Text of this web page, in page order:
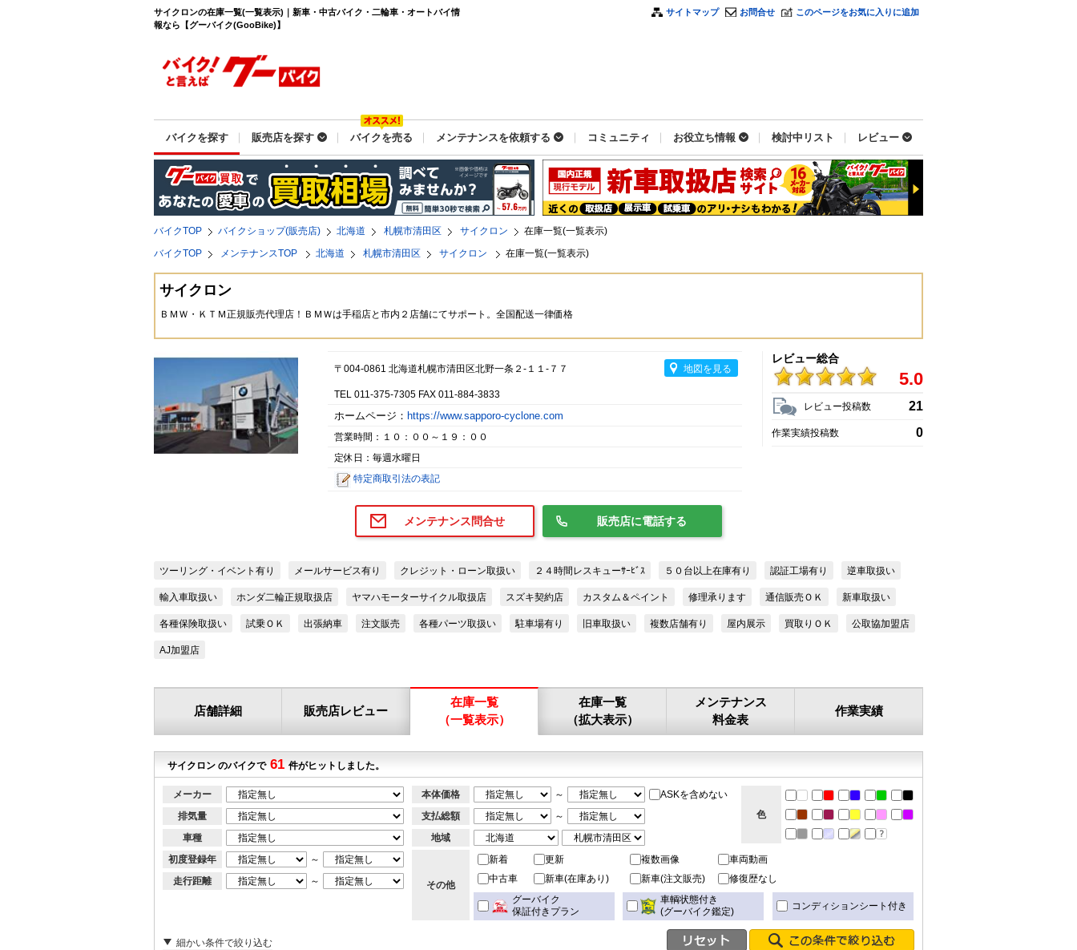
サイクロンの在庫一覧(一覧表示)｜新車・中古バイク・二輪車・オートバイ情
報なら【グーバイク(GooBike)】
サイトマップ お問合せ このページをお気に入りに追加
バイクを探す 販売店を探す バイクを売る メンテナンスを依頼する コミュニティ お役立ち情報 検討中リスト レビュー
バイクTOP バイクショップ(販売店) 北海道 札幌市清田区 サイクロン
在庫一覧(一覧表示)
バイクTOP
メンテナンスTOP 北海道 札幌市清田区 サイクロン 在庫一覧(一覧表示)
サイクロン
ＢＭＷ・ＫＴＭ正規販売代理店！ＢＭＷは手稲店と市内２店舗にてサポート。全国配送一律価格
〒004-0861 北海道札幌市清田区北野一条２-１１-７７ 地図を見る
TEL 011-375-7305 FAX 011-884-3833
ホームページ： https://www.sapporo-cyclone.com
営業時間：１０：００～１９：００
定休日：毎週水曜日
特定商取引法の表記
レビュー総合
5.0
レビュー投稿数 21
作業実績投稿数 0
メンテナンス問合せ 販売店に電話する
ツーリング・イベント有り メールサービス有り クレジット・ローン取扱い ２４時間レスキューｻｰﾋﾞｽ ５０台以上在庫有り 認証工場有り 逆車取扱い
輸入車取扱い ホンダ二輪正規取扱店 ヤマハモーターサイクル取扱店 スズキ契約店 カスタム＆ペイント 修理承ります 通信販売ＯＫ 新車取扱い
各種保険取扱い 試乗ＯＫ 出張納車 注文販売 各種パーツ取扱い 駐車場有り 旧車取扱い 複数店舗有り 屋内展示 買取りＯＫ 公取協加盟店
AJ加盟店
店舗詳細 販売店レビュー
在庫一覧
（一覧表示）
在庫一覧
（拡大表示）
メンテナンス
料金表
作業実績
サイクロン のバイクで 61 件がヒットしました。
メーカー
排気量
車種
初度登録年
～
走行距離
～
本体価格 ～
ASKを含めない
支払総額
～
地域
色
その他
新着 更新 複数画像
車両動画
中古車
新車(在庫あり) 新車(注文販売)
修復歴なし
グーバイク
保証付きプラン
車輌状態付き
(グーバイク鑑定)
コンディションシート付き
細かい条件で絞り込む